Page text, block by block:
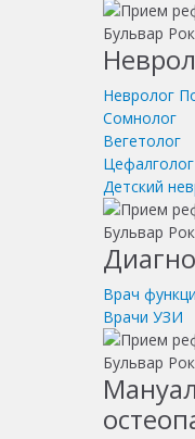
Невролог
Сомнолог
Вегетолог
Цефалголог
Детский
Врач
Врачи УЗИ